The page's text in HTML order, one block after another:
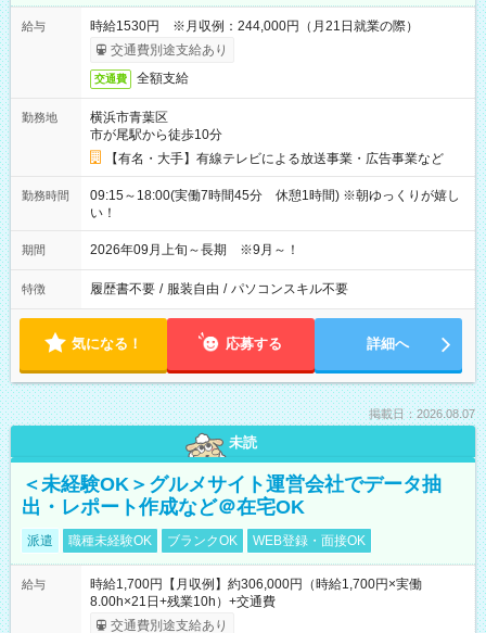
給与
時給1530円 ※月収例：244,000円（月21日就業の際）
交通費別途支給あり
交通費 全額支給
勤務地
横浜市青葉区
市が尾駅から徒歩10分
【有名・大手】有線テレビによる放送事業・広告事業など
勤務時間
09:15～18:00(実働7時間45分 休憩1時間) ※朝ゆっくりが嬉し
い！
期間 2026年09月上旬～長期 ※9月～！
特徴 履歴書不要 / 服装自由 / パソコンスキル不要
気になる！ 応募する 詳細へ
掲載日：2026.08.07
未読
＜未経験OK＞グルメサイト運営会社でデータ抽
出・レポート作成など＠在宅OK
派遣 職種未経験OK ブランクOK WEB登録・面接OK
給与
時給1,700円【月収例】約306,000円（時給1,700円×実働
8.00h×21日+残業10h）+交通費
交通費別途支給あり